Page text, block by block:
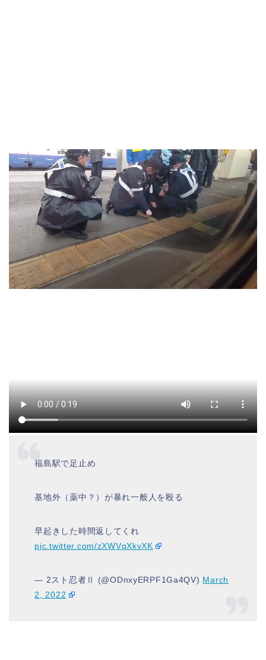
福島駅で足止め
基地外（薬中？）が暴れ一般人を殴る
早起きした時間返してくれ
pic.twitter.com/zXWVqXkvXK
— 2スト忍者Ⅱ (@ODnxyERPF1Ga4QV) March
2, 2022